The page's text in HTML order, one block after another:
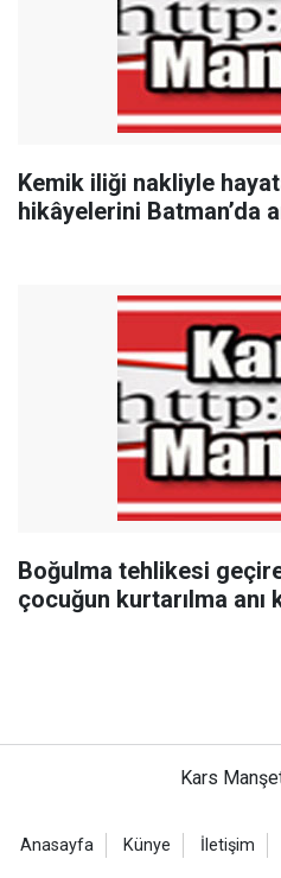
Kemik iliği nakliyle
hikâyelerini Batman’da
Boğulma tehlikesi
çocuğun kurtarılma anı
Kars
Anasayfa Künye İletişim